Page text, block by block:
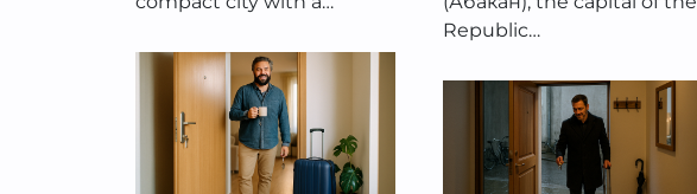
Republic…